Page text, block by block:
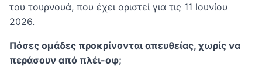
του τουρνουά, που έχει οριστεί για τις 11 Ιουνίου
2026.
Πόσες ομάδες προκρίνονται απευθείας, χωρίς να
περάσουν από πλέι-οφ;